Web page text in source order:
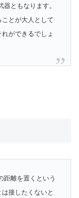
ともなります。
とが大人として
ができるでしょ
距離を置くという
接したくないと